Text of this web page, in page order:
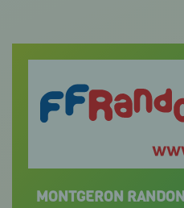
MONTGERON